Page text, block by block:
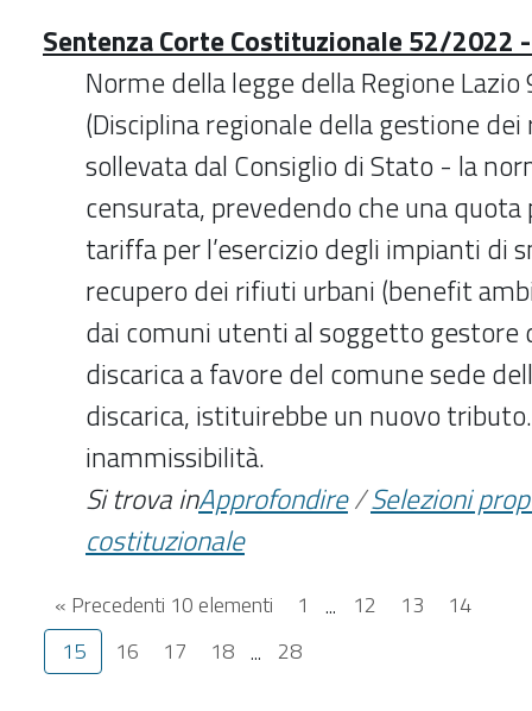
Sentenza Corte Costituzionale 52/2022
Norme della legge della Regione
(Disciplina regionale della gestione
sollevata dal Consiglio di Stato - la
censurata, prevedendo che una
tariffa per l’esercizio degli impianti di
recupero dei rifiuti urbani (benefit
dai comuni utenti al soggetto gestore
discarica a favore del comune sede
discarica, istituirebbe un nuovo
inammissibilità.
Si trova inApprofondire/Selezioni
costituzionale
« Precedenti 10 elementi 1 ... 12 13
14
15
16 17 18 ... 28